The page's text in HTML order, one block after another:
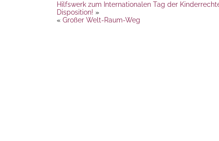
Hilfswerk zum Internationalen Tag der
Disposition! »
« Großer Welt-Raum-Weg